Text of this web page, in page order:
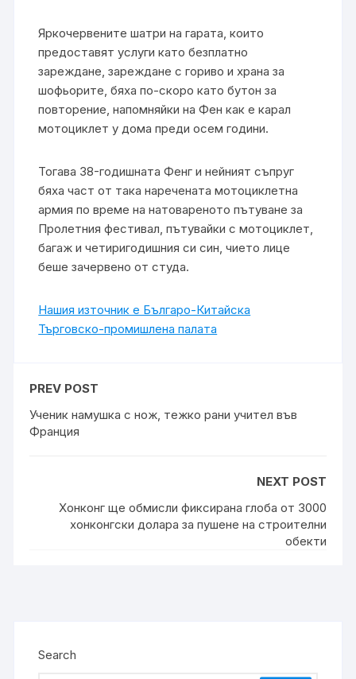
Яркочервените шатри на гарата, които
предоставят услуги като безплатно
зареждане, зареждане с гориво и храна за
шофьорите, бяха по-скоро като бутон за
повторение, напомняйки на Фен как е карал
мотоциклет у дома преди осем години.
Тогава 38-годишната Фенг и нейният съпруг
бяха част от така наречената мотоциклетна
армия по време на натовареното пътуване за
Пролетния фестивал, пътувайки с мотоциклет,
багаж и четиригодишния си син, чието лице
беше зачервено от студа.
Нашия източник е Българо-Китайска
Търговско-промишлена палaта
PREV POST
Ученик намушка с нож, тежко рани учител във
Франция
NEXT POST
Хонконг ще обмисли фиксирана глоба от 3000
хонконгски долара за пушене на строителни
обекти
Search